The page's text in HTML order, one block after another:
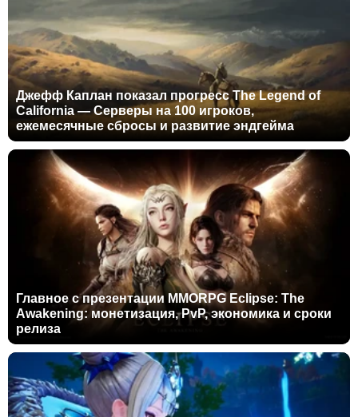
Джефф Каплан показал прогресс The Legend of
California — Серверы на 100 игроков,
ежемесячные сбросы и развитие эндгейма
Главное с презентации MMORPG Eclipse: The
Awakening: монетизация, PvP, экономика и сроки
релиза